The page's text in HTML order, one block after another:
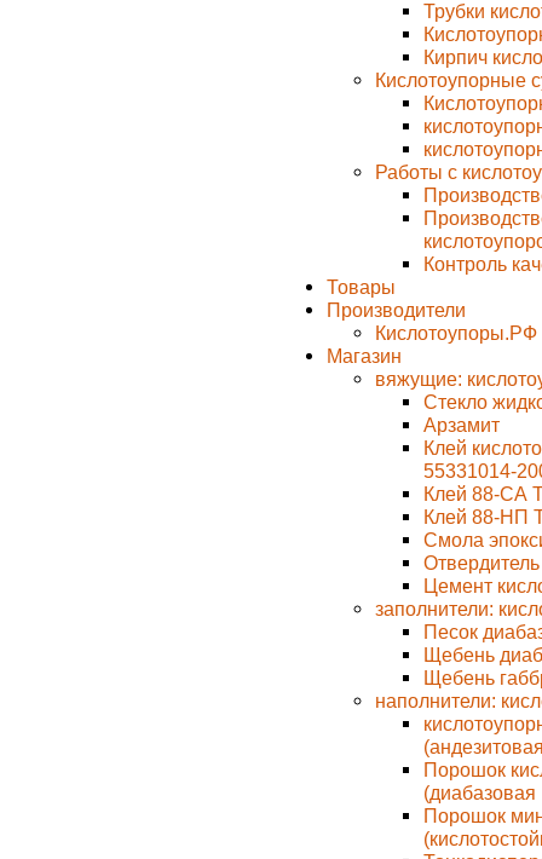
Трубки
Кирпич
Кислотоупорные
Работы с
Контроль
Товары
Производители
Кислотоупоры.РФ
Магазин
вяжущие:
Стекло
Арзамит
Клей
55331014-
Клей 88-СА
Клей 88-НП
Смола
Цемент
заполнители:
Песок
Щебень
Щебень
наполнители:
Порошок
(диабазовая
Порошок